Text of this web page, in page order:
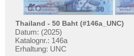
Thailand - 50 Baht (#146a_UNC)
Datum: (2025)
Katalognr.: 146a
Erhaltung: UNC